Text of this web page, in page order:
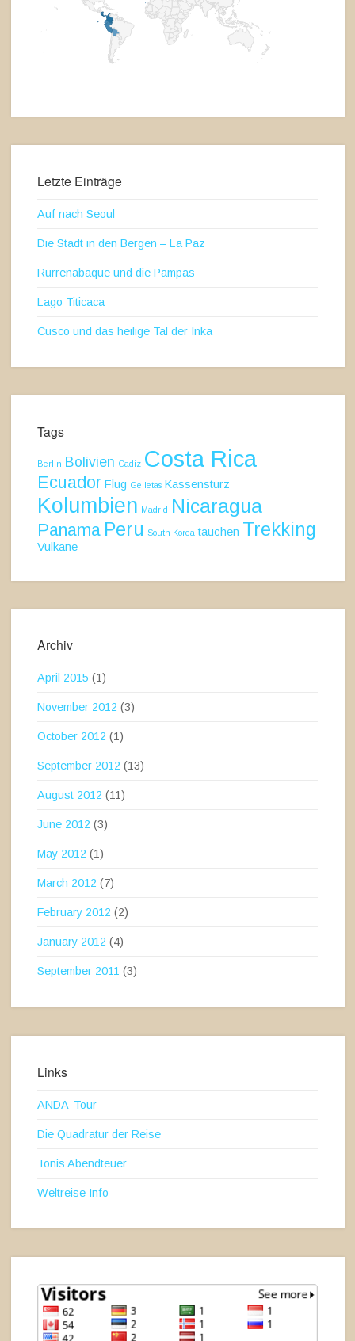
Letzte Einträge
Auf nach Seoul
Die Stadt in den Bergen – La Paz
Rurrenabaque und die Pampas
Lago Titicaca
Cusco und das heilige Tal der Inka
Tags
Berlin Bolivien Cadiz Costa Rica
Ecuador Flug Gelletas Kassensturz
Kolumbien Madrid Nicaragua
Panama Peru South Korea tauchen Trekking
Vulkane
Archiv
April 2015 (1)
November 2012 (3)
October 2012 (1)
September 2012 (13)
August 2012 (11)
June 2012 (3)
May 2012 (1)
March 2012 (7)
February 2012 (2)
January 2012 (4)
September 2011 (3)
Links
ANDA-Tour
Die Quadratur der Reise
Tonis Abendteuer
Weltreise Info